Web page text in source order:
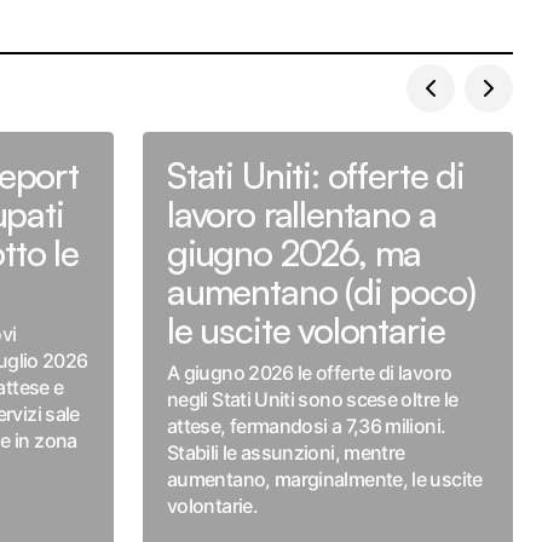
le
2026
e
sale
in zona
Stati Uniti: offerte di
lavoro rallentano a
giugno 2026, ma
aumentano (di poco)
le uscite volontarie
A giugno 2026 le offerte di lavoro
negli Stati Uniti sono scese oltre le
attese, fermandosi a 7,36 milioni.
Stabili le assunzioni, mentre
aumentano, marginalmente, le uscite
volontarie.